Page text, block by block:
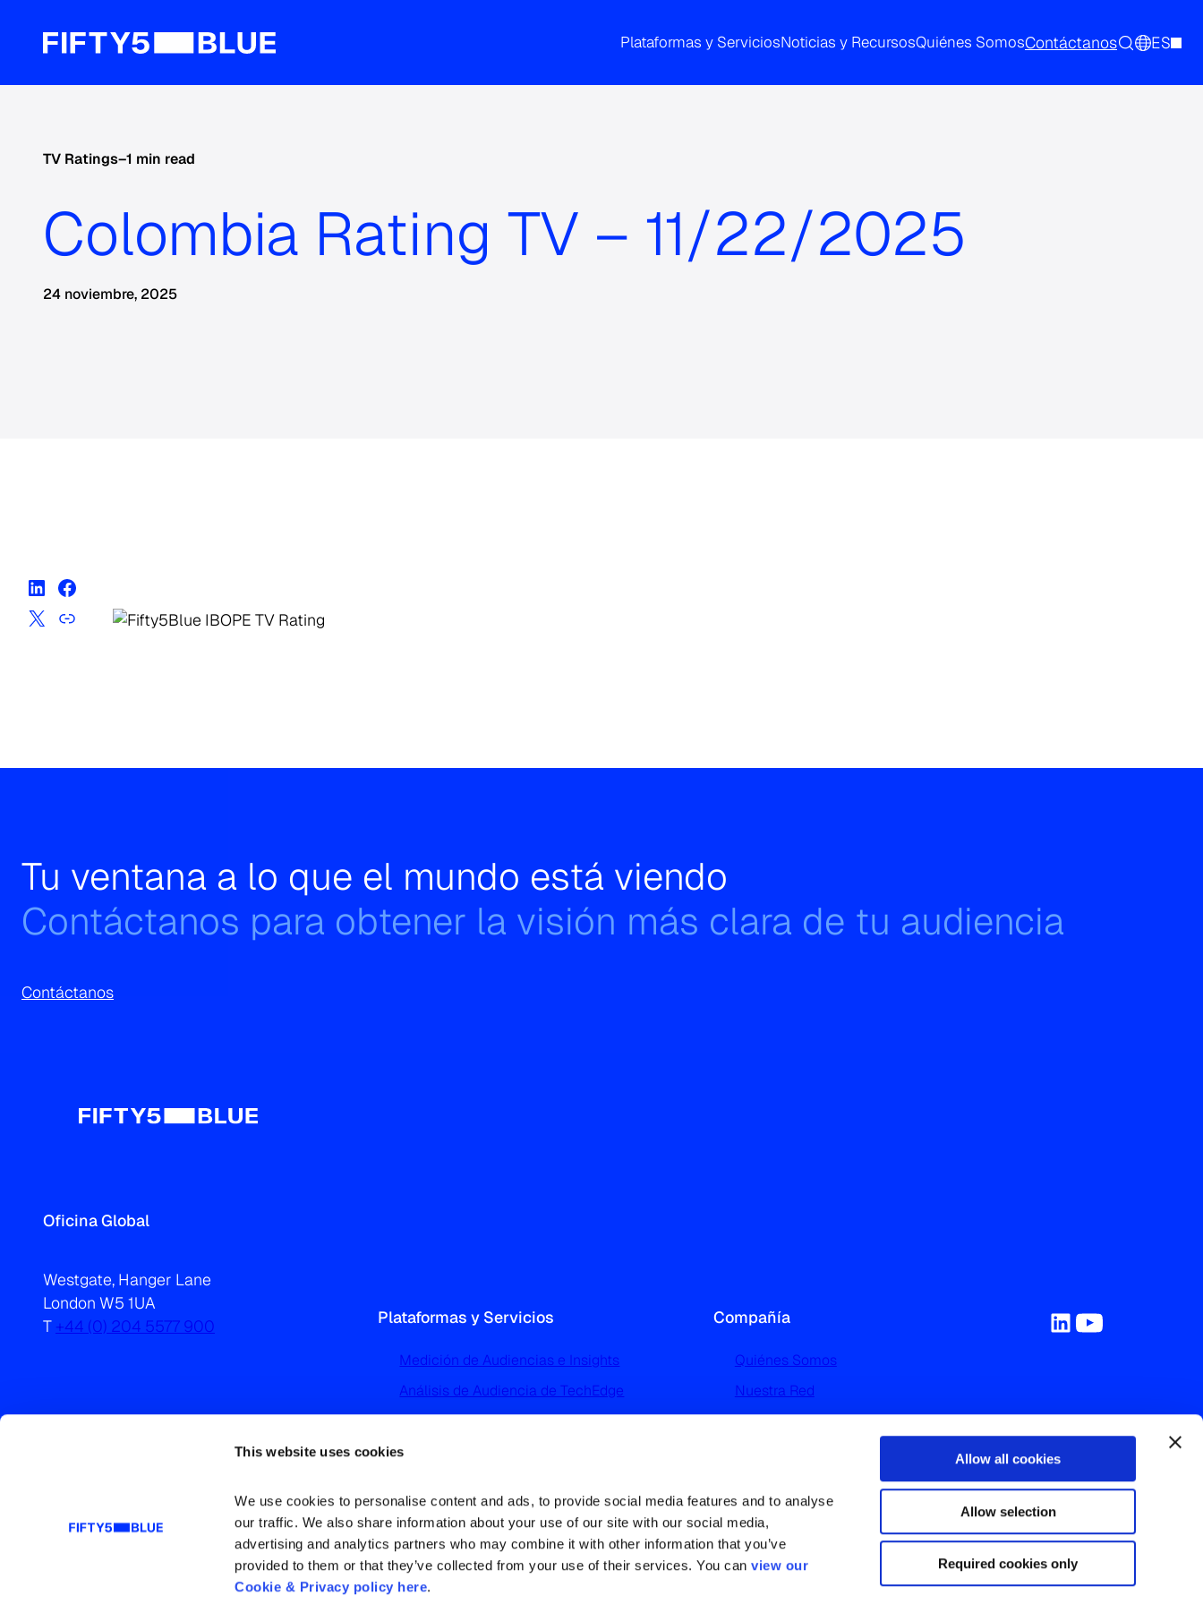
This website uses cookies
We use cookies to personalise content and ads, to provide social media features and to analyse
our traffic. We also share information about your use of our site with our social media,
advertising and analytics partners who may combine it with other information that you’ve
provided to them or that they’ve collected from your use of their services. You can view our
Cookie & Privacy policy here.
Allow all cookies
Allow selection
Required cookies only
Plataformas y ServiciosNoticias y RecursosQuiénes SomosContáctanos ES
TV Ratings–1 min read
Colombia Rating TV – 11/22/2025
24 noviembre, 2025
Tu ventana a lo que el mundo está viendo
Contáctanos para obtener la visión más clara de tu audiencia
Contáctanos
Oficina Global
Westgate, Hanger Lane
London W5 1UA
T +44 (0) 204 5577 900 Plataformas y Servicios
Medición de Audiencias e Insights
Análisis de Audiencia de TechEdge
Perfilado y Segmentación de Audiencias de
Análisis e Investigación del Mercado
Deportivo
Compañía
Quiénes Somos
Nuestra Red
Noticias y Recursos